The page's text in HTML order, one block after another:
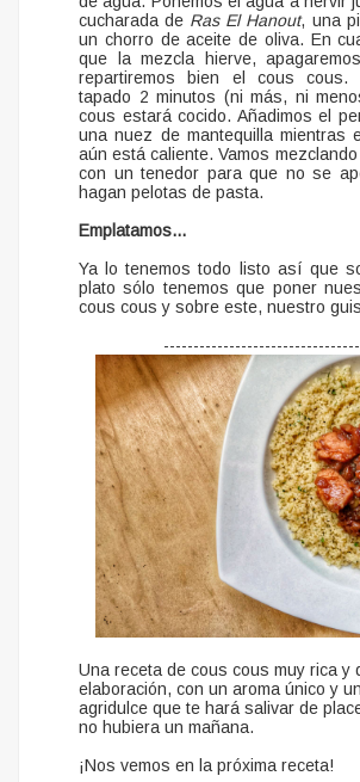
cucharada de Ras El Hanout, una
un chorro de aceite de oliva. En
que la mezcla hierve,
repartiremos bien el cous cous.
tapado 2 minutos (ni más, ni
cous estará cocido. Añadimos el
una nuez de mantequilla mientras
aún está caliente. Vamos
con un tenedor para que no se
hagan pelotas de pasta.
Emplatamos...
Ya lo tenemos todo listo así que
plato sólo tenemos que poner
cous cous y sobre este, nuestro
Una receta de cous cous muy rica y
elaboración, con un aroma único y
agridulce que te hará salivar de
no hubiera un mañana.
¡Nos vemos en la próxima receta!